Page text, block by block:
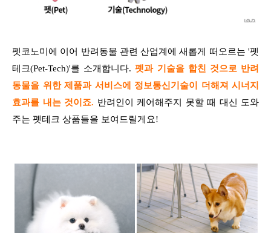
펫코노미에 이어 반려동물 관련 산업계에 새롭게 떠오르는 '펫
테크(Pet-Tech)'를 소개합니다.펫과 기술을 합친 것으로 반려
동물을 위한 제품과 서비스에 정보통신기술이 더해져 시너지
효과를 내는 것이죠. 반려인이 케어해주지 못할 때 대신 도와
주는 펫테크 상품들을 보여드릴게요!